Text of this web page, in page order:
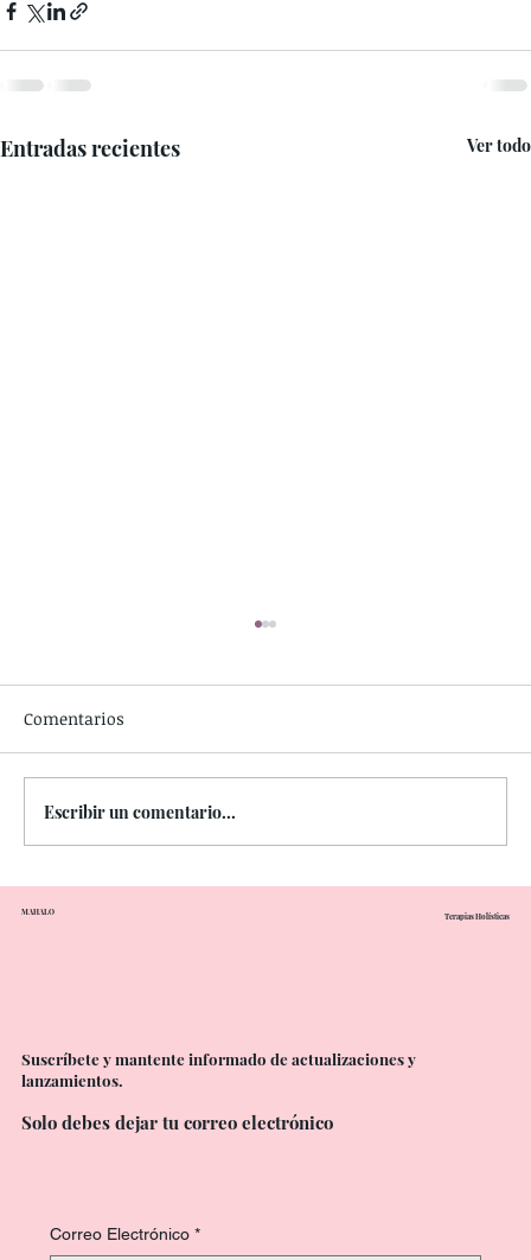
Entradas recientes Ver todo
Comentarios
Escribir un comentario...
MAHALO
Suscríbete y mantente informado de actualizaciones y
lanzamientos.
Solo debes dejar tu correo electrónico
Correo Electrónico *
Terapias Holísticas